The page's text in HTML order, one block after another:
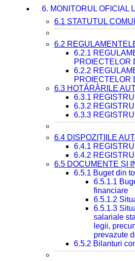
6. MONITORUL OFICIAL
6.1 STATUTUL
6.2
6.2.1
PROIECTELOR
6.2.2
PROIECTELOR
6.3 HOTĂRÂRILE
6.3.1
6.3.2
6.3.3
6.4 DISPOZIȚIILE
6.4.1
6.4.2
6.5 DOCUMENTE ȘI
6.5.1 Buget din
6.5.1.1
financiare
6.5.1.2
6.5.1.3
salariale
legii,
prevazute
6.5.2 Bilanturi